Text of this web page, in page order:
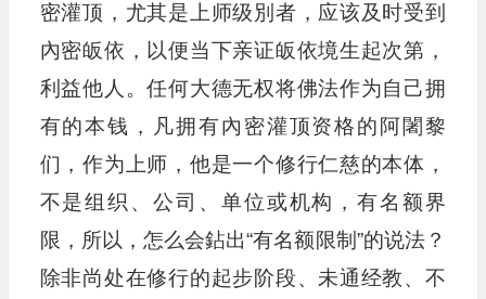
密灌顶，尤其是上师级別者，应该及时受到
內密皈依，以便当下亲证皈依境生起次第，
利益他人。任何大德无权将佛法作为自己拥
有的本钱，凡拥有內密灌顶资格的阿闍黎
们，作为上师，他是一个修行仁慈的本体，
不是组织、公司、单位或机构，有名额界
限，所以，怎么会鉆出“有名额限制”的说法？
除非尚处在修行的起步阶段、未通经教、不